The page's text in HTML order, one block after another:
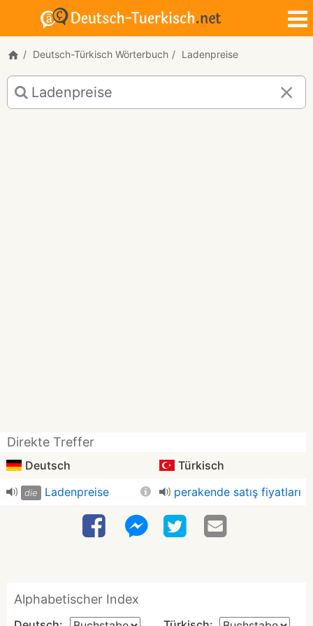
Deutsch-Türkisch Wörterbuch Ladenpreise
Deutsch-
Türkisch
Übersetzung
Direkte Treffer
Deutsch Türkisch
die Ladenpreise perakende satış fiyatları
Alphabetischer Index